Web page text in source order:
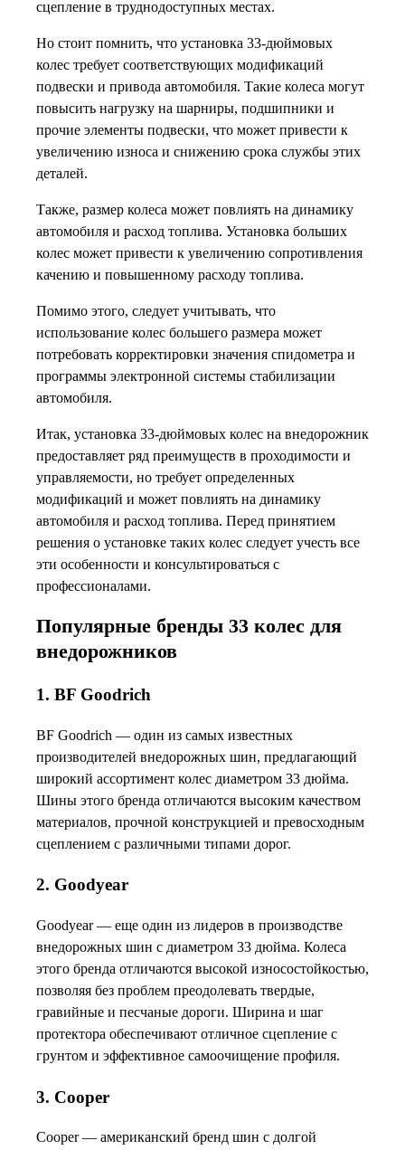
сцепление в труднодоступных местах.
Но стоит помнить, что установка 33-дюймовых
колес требует соответствующих модификаций
подвески и привода автомобиля. Такие колеса могут
повысить нагрузку на шарниры, подшипники и
прочие элементы подвески, что может привести к
увеличению износа и снижению срока службы этих
деталей.
Также, размер колеса может повлиять на динамику
автомобиля и расход топлива. Установка больших
колес может привести к увеличению сопротивления
качению и повышенному расходу топлива.
Помимо этого, следует учитывать, что
использование колес большего размера может
потребовать корректировки значения спидометра и
программы электронной системы стабилизации
автомобиля.
Итак, установка 33-дюймовых колес на внедорожник
предоставляет ряд преимуществ в проходимости и
управляемости, но требует определенных
модификаций и может повлиять на динамику
автомобиля и расход топлива. Перед принятием
решения о установке таких колес следует учесть все
эти особенности и консультироваться с
профессионалами.
Популярные бренды 33 колес для
внедорожников
1. BF Goodrich
BF Goodrich — один из самых известных
производителей внедорожных шин, предлагающий
широкий ассортимент колес диаметром 33 дюйма.
Шины этого бренда отличаются высоким качеством
материалов, прочной конструкцией и превосходным
сцеплением с различными типами дорог.
2. Goodyear
Goodyear — еще один из лидеров в производстве
внедорожных шин с диаметром 33 дюйма. Колеса
этого бренда отличаются высокой износостойкостью,
позволяя без проблем преодолевать твердые,
гравийные и песчаные дороги. Ширина и шаг
протектора обеспечивают отличное сцепление с
грунтом и эффективное самоочищение профиля.
3. Cooper
Cooper — американский бренд шин с долгой